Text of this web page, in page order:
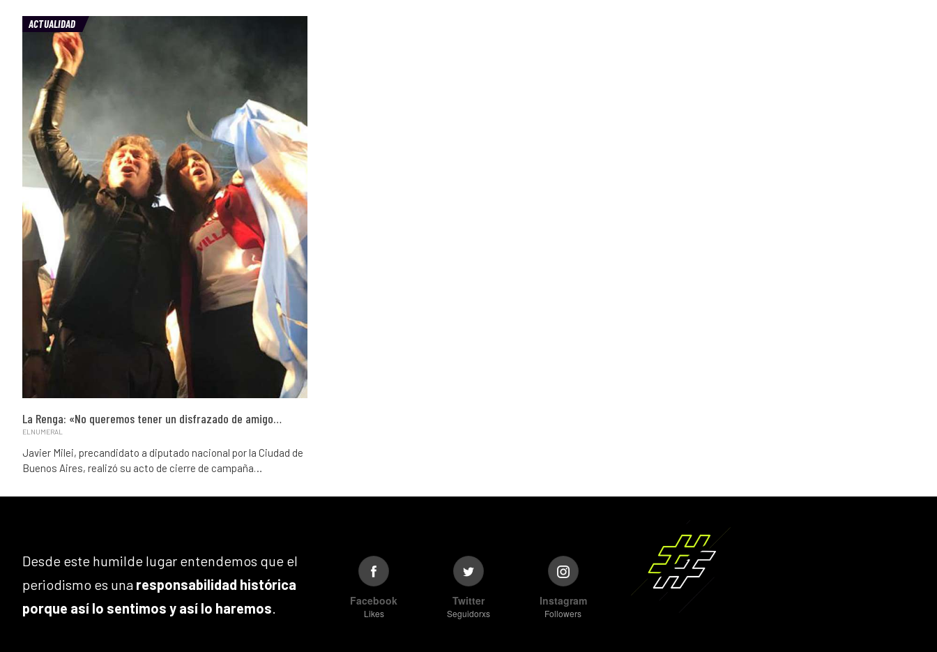
ACTUALIDAD
La Renga: «No queremos tener un disfrazado de amigo…
ELNUMERAL
Javier Milei, precandidato a diputado nacional por la Ciudad de
Buenos Aires, realizó su acto de cierre de campaña…
Desde este humilde lugar entendemos que el
periodismo es una responsabilidad histórica
porque así lo sentimos y así lo haremos
Facebook
Likes
Twitter
Seguidorxs
Instagram
Followers